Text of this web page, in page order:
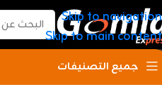
Skip to navigation
Skip to main content
جميع التصنيفات